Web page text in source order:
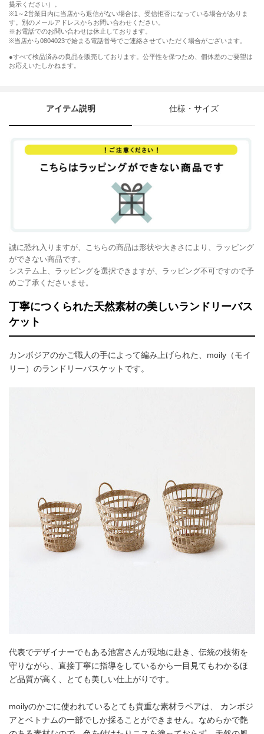
提示ください）。
※1～2営業日内に当店から返信がない場合は、受信拒否になっている場合がありま
す。別のメールアドレスからお問い合わせください。
※お電話でのお問い合わせは休止しております。
※当店から0804023で始まる電話番号でご連絡させていただく場合がございます。
●すべて検品済みの良品を販売しております。公平性を保つため、個体差のご要望は
お応えいたしかねます。
アイテム説明 仕様・サイズ
誠に恐れ入りますが、こちらの商品は形状や大きさにより、ラッピング
ができない商品です。
システム上、ラッピングを選択できますが、ラッピング不可ですので予
めご了承くださいませ。
丁寧につくられた天然素材の美しいランドリーバス
ケット
カンボジアのかご職人の手によって編み上げられた、moily（モイ
リー）のランドリーバスケットです。
代表でデザイナーでもある池宮さんが現地に赴き、伝統の技術を
守りながら、直接丁寧に指導をしているから一目見てもわかるほ
ど品質が高く、とても美しい仕上がりです。
moilyのかごに使われているとても貴重な素材ラペアは、 カンボジ
アとベトナムの一部でしか採ることができません。なめらかで艶